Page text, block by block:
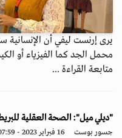
يرى إرنست ليفي أن الإنسانية
محمل الجد كما الفيزياء أو
متابعة القراءة ...
"ديلي ميل": الصحة العقلية
جسور بوست 16 فبراير 2023 - 07:59